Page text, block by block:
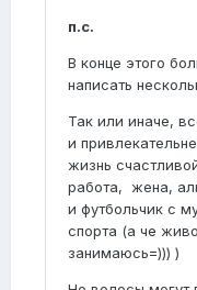
п.с.
В конце этого
написать
Так или иначе,
и
жизнь
работа, жена,
и футбольчик с
спорта (а че
занимаюсь=))) )